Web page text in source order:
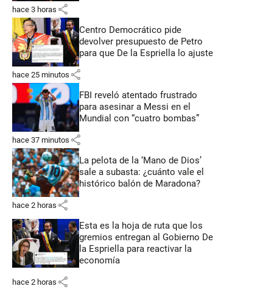
hace 3 horas share
Centro Democrático pide
devolver presupuesto de Petro
para que De la Espriella lo ajuste
hace 25 minutos share
FBI reveló atentado frustrado
para asesinar a Messi en el
Mundial con “cuatro bombas”
hace 37 minutos share
La pelota de la ‘Mano de Dios’
sale a subasta: ¿cuánto vale el
histórico balón de Maradona?
hace 2 horas share
Esta es la hoja de ruta que los
gremios entregan al Gobierno De
la Espriella para reactivar la
economía
hace 2 horas share